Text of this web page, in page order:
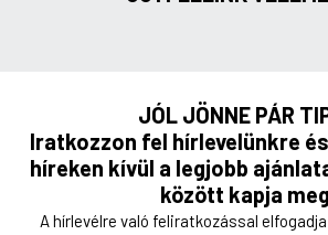
JÓL JÖNNE PÁR
Iratkozzon fel hírlevelünkre
híreken kívül a legjobb
között kapja
A hírlevélre való feliratkozással